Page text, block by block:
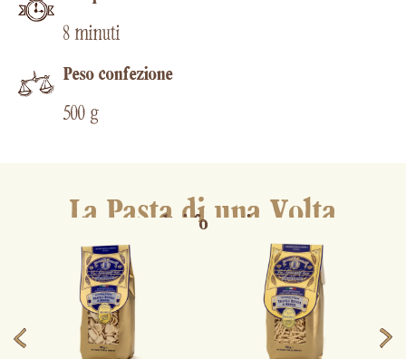
8 minuti
Peso confezione
500 g
La Pasta di una Volta
altri formati